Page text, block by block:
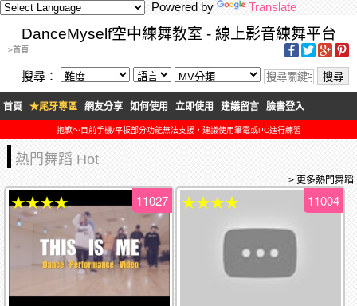
Powered by Translate
DanceMyself空中練舞教室 - 線上影音練舞平台
>首頁
搜尋：
首頁 ★尾牙專區 網友分享 如何使用 立即使用 建議留言 臉書登入
抱歉～目前手機/平板部分功能無法支援，建議使用筆電或PC進行練習
熱門舞蹈 Hot
> 更多熱門舞蹈
11027
★★★★ 11004
★★★★